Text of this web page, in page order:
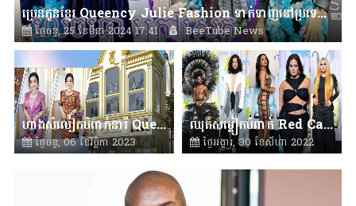
ប្រេនកូនខ្មែរ Queency Julie Fashion ទាក់ទាញនៅប្រទេសថៃ
ថ្ងៃចន្ទ, 25 ខែមីនា 2024 17:41 BeeTube News
ហាងសំលៀកបំពាក់នារី Queency Julie Fashion កំពុងពេញនិយមនៅទីក្រុងភ្នំពេញ
ថ្ងៃចន្ទ, 06 ខែវិច្ឆិកា 2023
ឈុតសម្លៀកបំពាក់ Red Carpet ប្លែកៗនៅក្នុងកម្មវិធី​​​ប្រគល់ពានរង្វាន់ MTV VMAs 2022 នេះ
ថ្ងៃអង្គារ, 30 ខែសីហា 2022